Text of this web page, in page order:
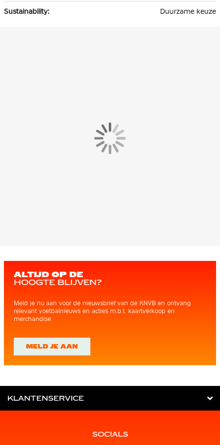
Duurzame keuze
ALTIJD OP DE
HOOGTE BLIJVEN?
Meld je nu aan voor de nieuwsbrief van de KNVB en ontvang
relevant voetbalnieuws en acties m.b.t. kaartverkoop en
merchandise.
MELD JE AAN
KLANTENSERVICE
SOCIALS